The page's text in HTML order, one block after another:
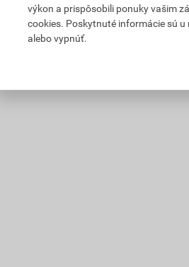
cena po
ceny
bez
výkon a prispôsobili ponuky vašim
cookies. Poskytnuté informácie sú
alebo vypnúť.